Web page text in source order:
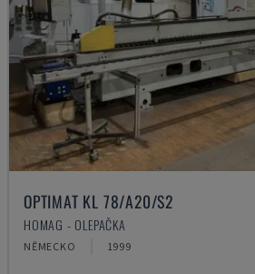
OPTIMAT KL 78/A20/S2
HOMAG - OLEPAČKA
NĚMECKO 1999